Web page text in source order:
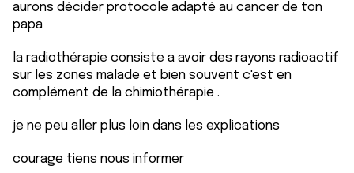
aurons décider protocole adapté au cancer de ton
papa
la radiothérapie consiste a avoir des rayons radioactif
sur les zones malade et bien souvent c'est en
complément de la chimiothérapie .
je ne peu aller plus loin dans les explications
courage tiens nous informer